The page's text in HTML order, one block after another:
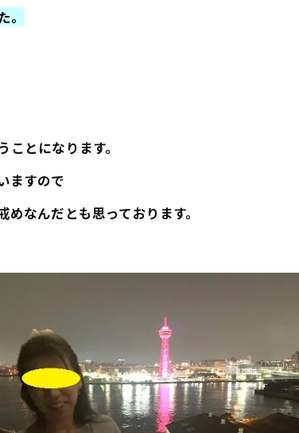
。
とになります。
ますので
なんだとも思っております。